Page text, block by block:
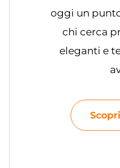
oggi un
chi cerca
eleganti e